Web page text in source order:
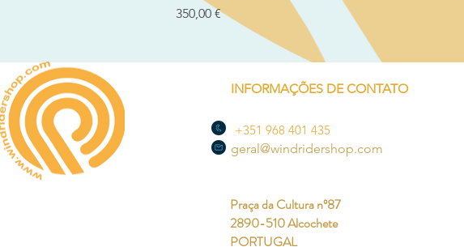
Preço
350,00 €
INFORMAÇÕES DE CONTATO
+351 968 401 435
geral@windridershop.com
Praça da Cultura nº87
2890-510 Alcochete
PORTUGAL